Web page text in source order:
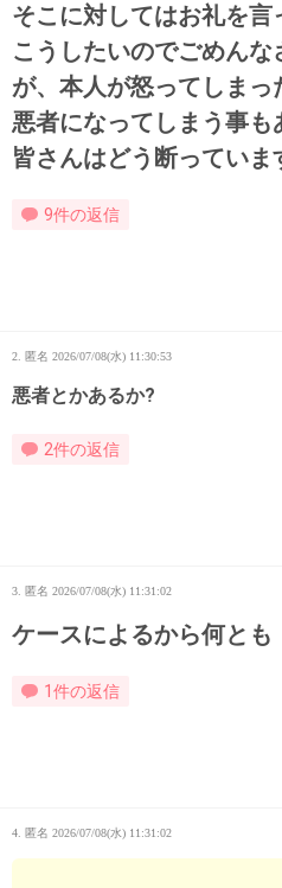
そこに対してはお礼を
こうしたいのでごめん
が、本人が怒ってしま
悪者になってしまう事も
皆さんはどう断っていま
9件の返信
2. 匿名 2026/07/08(水) 11:30:53
悪者とかあるか?
2件の返信
3. 匿名 2026/07/08(水) 11:31:02
ケースによるから何とも
1件の返信
4. 匿名 2026/07/08(水) 11:31:02